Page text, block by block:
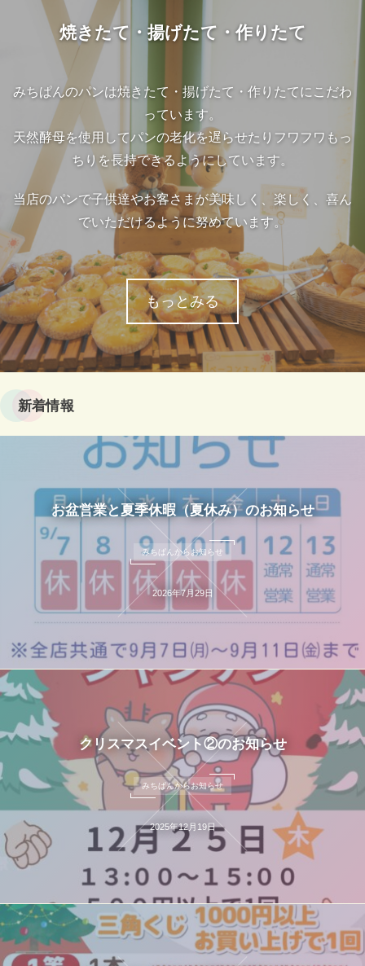
焼きたて・揚げたて・作りたて
みちぱんのパンは焼きたて・揚げたて・作りたてにこだわ
っています。
天然酵母を使用してパンの老化を遅らせたりフワフワもっ
ちりを長持できるようにしています。
当店のパンで子供達やお客さまが美味しく、楽しく、喜ん
でいただけるように努めています。
もっとみる
新着情報
お盆営業と夏季休暇（夏休み）のお知らせ
みちぱんからお知らせ
2026年7月29日
クリスマスイベント②のお知らせ
みちぱんからお知らせ
2025年12月19日